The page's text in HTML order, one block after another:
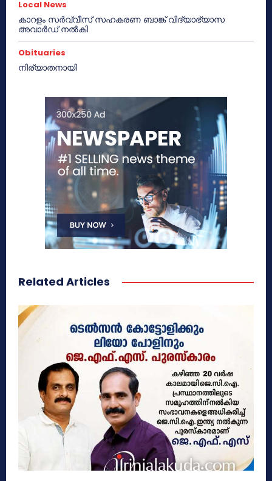
Local News
കാറളം സർവ്വീസ് സഹകരണ ബാങ്ക് വിദ്യാഭ്യാസ
അവാർഡ് നൽകി
Obituaries
നിര്യാതനായി
Related Articles